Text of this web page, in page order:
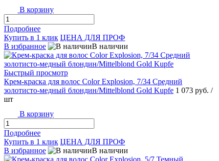
В корзину
Подробнее
Купить в 1 клик ЦЕНА ДЛЯ ПРОФ
В избранное
В наличии
Быстрый просмотр
Крем-краска для волос Color Explosion, 7/34 Средний
золотисто-медный блондин/Mittelblond Gold Kupfe 1 073 руб. /
шт
В корзину
Подробнее
Купить в 1 клик ЦЕНА ДЛЯ ПРОФ
В избранное
В наличии